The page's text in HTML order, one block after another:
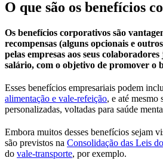
O que são os benefícios
Os benefícios corporativos são
recompensas (alguns opcionais e
pelas empresas aos seus
salário, com o objetivo de promover o
Esses benefícios empresariais podem
alimentação e vale-refeição, e até mesmo
personalizadas, voltadas para saúde
Embora muitos desses benefícios sejam
são previstos na Consolidação das Leis
do vale-transporte, por exemplo.